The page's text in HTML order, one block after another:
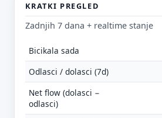
KRATKI PREGLED
Zadnjih 7 dana + realtime stanje
Bicikala sada
Odlasci / dolasci (7d)
Net flow (dolasci −
odlasci)